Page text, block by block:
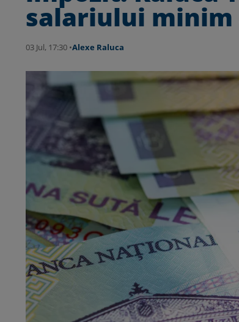
salariului minim
03 Jul, 17:30 •Alexe Raluca